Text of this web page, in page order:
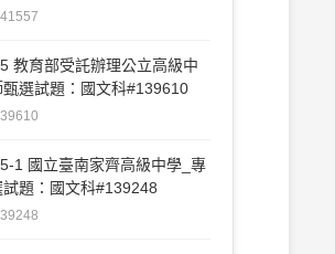
教育部受託辦理公立高級中
選試題：國文科#139610
1 國立臺南家齊高級中學_專
題：國文科#139248